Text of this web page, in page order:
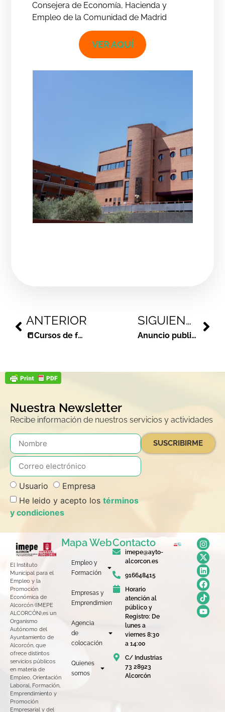
Consejera de Economía, Hacienda y
Empleo de la Comunidad de Madrid
VER AQUÍ
ANTERIOR
📒Cursos de formación. Últimas plazas libres
SIGUIENTE
Anuncio publicación listas definitivas Bolsa de Docentes
Nuestra Newsletter
Recibe información de nuestros servicios y actividades
Usuario
Empresa
He leido y acepto los términos
y condiciones
SUSCRIBIRME
El Instituto
Municipal para el
Empleo y la
Promoción
Económica de
Alcorcón (IMEPE
ALCORCÓN),es un
Organismo
Autónomo del
Ayuntamiento de
Alcorcón, que
ofrece distintos
servicios públicos
en materia de
Empleo, Orientación
Laboral, Formación,
Emprendimiento y
Promoción
Empresarial y del
Mapa Web
Empleo y
Formación
Empresas y
Emprendimiento
Agencia
de
colocación
Quienes
somos
Contacto
imepe@ayto-
alcorcon.es
916648415
Horario
atención al
público y
Registro: De
lunes a
viernes 8:30
a 14:00
C/ Industrias
73 28923
Alcorcón